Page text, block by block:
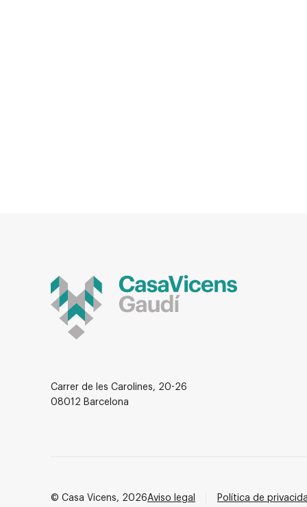
Carrer de les Carolines, 20-26
08012 Barcelona
© Casa Vicens, 2026Aviso legal Política de